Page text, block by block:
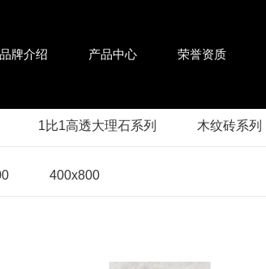
品牌介绍 产品中心 荣誉资质
1比1高透大理石系列 木纹砖系列
400x800